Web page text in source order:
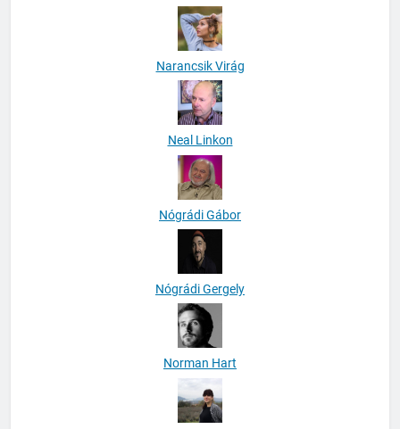
Narancsik Virág
Neal Linkon
Nógrádi Gábor
Nógrádi Gergely
Norman Hart